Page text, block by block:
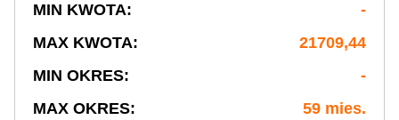
MIN KWOTA:
-
MAX KWOTA:
21709,44
MIN OKRES:
-
MAX OKRES:
59 mies.